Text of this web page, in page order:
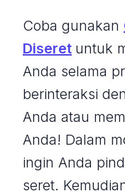
Coba gunakan
Diseret untuk
Anda selama
berinteraksi
Anda atau
Anda! Dalam
ingin Anda
seret.